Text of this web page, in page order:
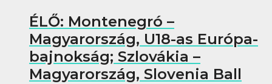
ÉLŐ: Montenegró –
Magyarország, U18-as Európa-
bajnokság; Szlovákia –
Magyarország, Slovenia Ball